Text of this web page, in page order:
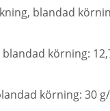
blandad
körning:
körning: 30